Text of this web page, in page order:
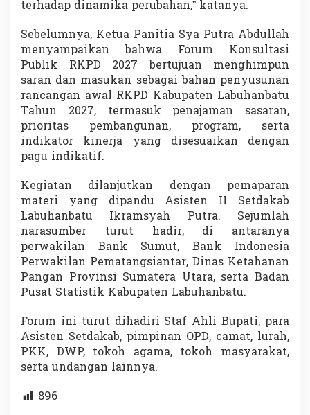
terhadap dinamika perubahan,” katanya.
Sebelumnya, Ketua Panitia Sya Putra Abdullah
menyampaikan bahwa Forum Konsultasi
Publik RKPD 2027 bertujuan menghimpun
saran dan masukan sebagai bahan penyusunan
rancangan awal RKPD Kabupaten Labuhanbatu
Tahun 2027, termasuk penajaman sasaran,
prioritas pembangunan, program, serta
indikator kinerja yang disesuaikan dengan
pagu indikatif.
Kegiatan dilanjutkan dengan pemaparan
materi yang dipandu Asisten II Setdakab
Labuhanbatu Ikramsyah Putra. Sejumlah
narasumber turut hadir, di antaranya
perwakilan Bank Sumut, Bank Indonesia
Perwakilan Pematangsiantar, Dinas Ketahanan
Pangan Provinsi Sumatera Utara, serta Badan
Pusat Statistik Kabupaten Labuhanbatu.
Forum ini turut dihadiri Staf Ahli Bupati, para
Asisten Setdakab, pimpinan OPD, camat, lurah,
PKK, DWP, tokoh agama, tokoh masyarakat,
serta undangan lainnya.
896